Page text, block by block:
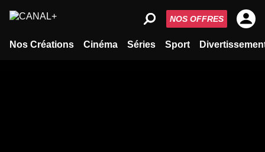
Nos Créations Cinéma Séries Sport
NOS OFFRES